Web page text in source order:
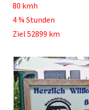
80 kmh
4 ¾ Stunden
Ziel 52899 km